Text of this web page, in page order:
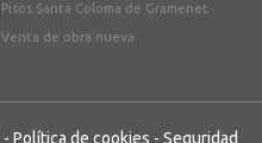
Pisos Santa Coloma de Gramenet
Venta de obra nueva
- Política de cookies - Seguridad